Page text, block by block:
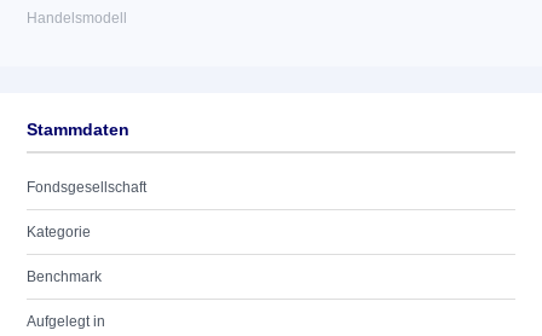
Handelsmodell
Stammdaten
Fondsgesellschaft
Kategorie
Benchmark
Aufgelegt in